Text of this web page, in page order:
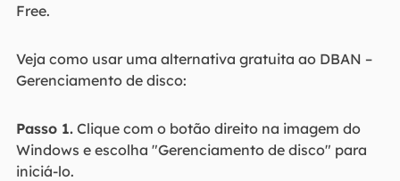
Free.
Veja como usar uma alternativa gratuita ao DBAN –
Gerenciamento de disco:
Passo 1.Clique com o botão direito na imagem do
Windows e escolha "Gerenciamento de disco" para
iniciá-lo.